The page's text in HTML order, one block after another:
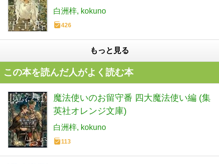
白洲梓 kokuno
426
もっと見る
この本を読んだ人がよく読む本
魔法使いのお留守番 四大魔法使い編 (集
英社オレンジ文庫)
白洲梓 kokuno
113